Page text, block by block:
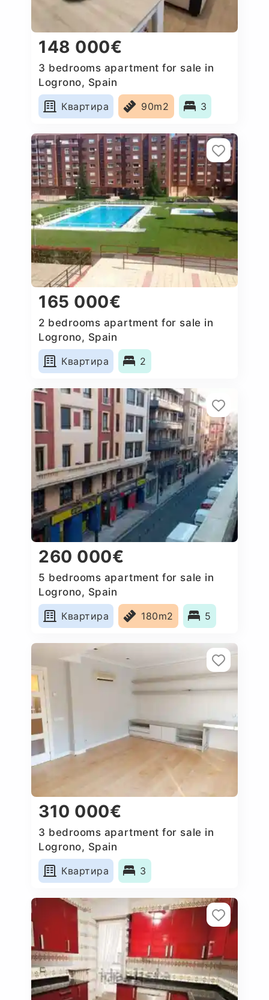
148 000€
3 bedrooms apartment for sale in
Logrono, Spain
Квартира
90m2 3
165 000€
2 bedrooms apartment for sale in
Logrono, Spain
Квартира
2
260 000€
5 bedrooms apartment for sale in
Logrono, Spain
Квартира
180m2 5
310 000€
3 bedrooms apartment for sale in
Logrono, Spain
Квартира
3